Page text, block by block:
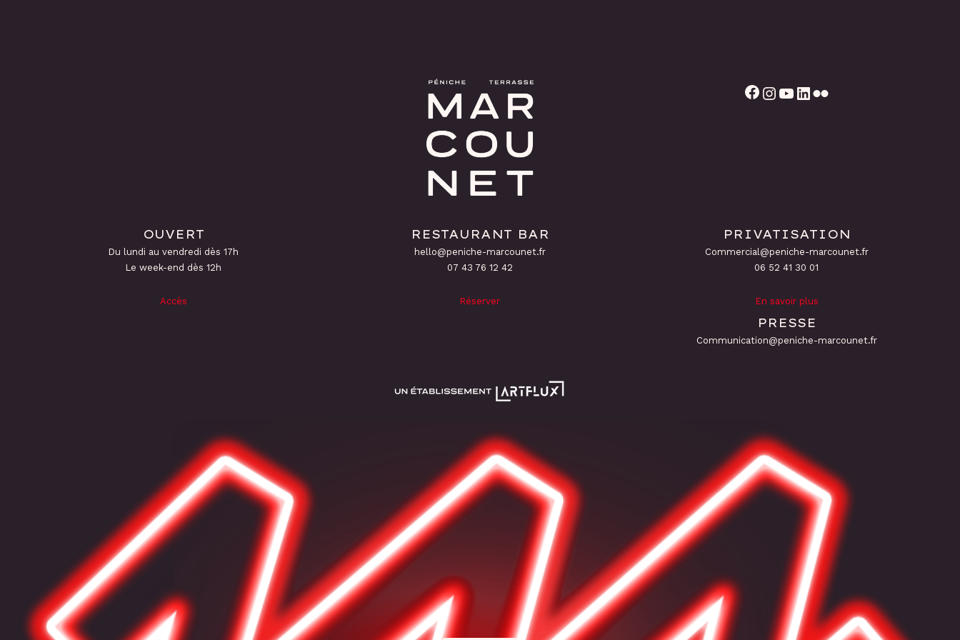
Facebook Instagram YouTube
OUVERT
Du lundi au vendredi dès 17h
Le week-end dès 12h
Accès
RESTAURANT BAR
hello@peniche-marcounet.fr
‭07 43 76 12 42
Réserver
PRIVATISATION
Commercial@peniche-marcounet.fr
06 52 41 30 01
En savoir plus
PRESSE
Communication@peniche-marcounet.fr